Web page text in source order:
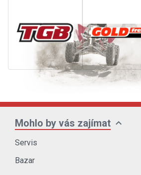
Mohlo by vás zajímat expand_more
Servis
Bazar